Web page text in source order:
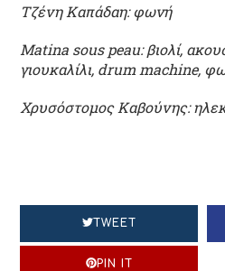
Τζένη Καπάδαη: φωνή
Matina sous peau: βιολί,
γιουκαλίλι, drum machine,
Χρυσόστομος Καβούνης:
TWEET
PIN IT